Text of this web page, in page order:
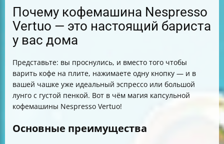
Практический совет
Как правильно хранить и транспортировать
кофемашину
Заключение
Почему кофемашина Nespresso
Vertuo — это настоящий бариста
у вас дома
Представьте: вы проснулись, и вместо того чтобы
варить кофе на плите, нажимаете одну кнопку — и в
вашей чашке уже идеальный эспрессо или большой
лунго с густой пенкой. Вот в чём магия капсульной
кофемашины Nespresso Vertuo!
Основные преимущества